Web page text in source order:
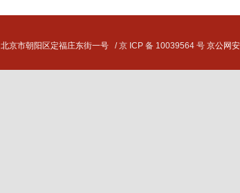
北京市朝阳区定福庄东街一号 / 京 ICP 备 10039564 号 京公网